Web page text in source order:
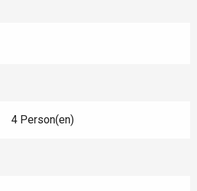
4 Person(en)